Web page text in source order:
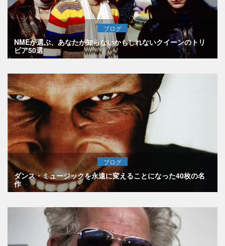
ブログ
NMEが選ぶ、あなたが知らないかもしれないクイーンのトリ
ビア50選
ブログ
ダンス・ミュージックを永遠に変えることになった40枚の名
作